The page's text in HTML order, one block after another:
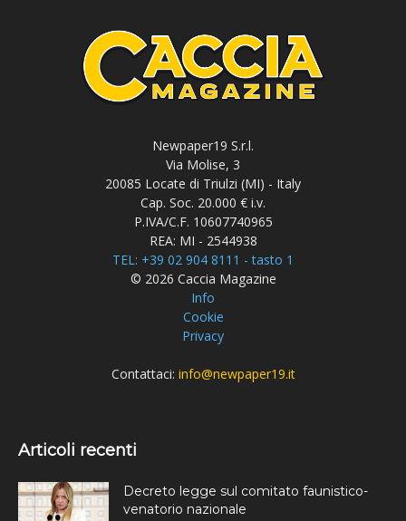
Newpaper19 S.r.l.
Via Molise, 3
20085 Locate di Triulzi (MI) - Italy
Cap. Soc. 20.000 € i.v.
P.IVA/C.F. 10607740965
REA: MI - 2544938
TEL: +39 02 904 8111 - tasto 1
© 2026 Caccia Magazine
Info
Cookie
Privacy
Contattaci: info@newpaper19.it
Articoli recenti
Decreto legge sul comitato faunistico-
venatorio nazionale